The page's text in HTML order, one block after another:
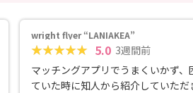
wright flyer “LANIAKEA”
5.0 3週間前
マッチングアプリでうまくいかず、
ていた時に知人から紹介していただ